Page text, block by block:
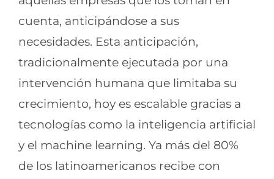
cuenta, anticipándose a sus
necesidades. Esta anticipación,
tradicionalmente ejecutada por una
intervención humana que limitaba su
crecimiento, hoy es escalable gracias a
tecnologías como la inteligencia artificial
y el machine learning. Ya más del 80%
de los latinoamericanos recibe con